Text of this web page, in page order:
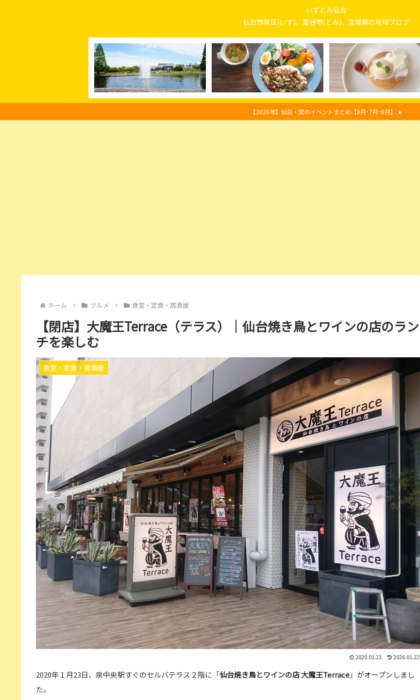
いずとみ仙台
仙台市泉区(いず)、富谷市(とみ)、宮城県の地域ブログ
【2026年】仙台・夏のイベントまとめ【6月･7月･8月】 ➤
ホーム グルメ 食堂・定食・居酒屋
【閉店】大魔王Terrace（テラス）｜仙台焼き鳥とワインの店のラン
チを楽しむ
食堂・定食・居酒屋
2020.01.23 2026.01.22
2020年１月23日、泉中央駅すぐのセルバテラス２階に「仙台焼き鳥とワインの店 大魔王Terrace」がオープンしまし
た。